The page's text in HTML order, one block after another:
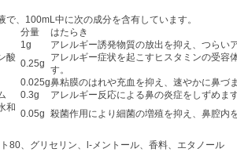
で、100mL中に次の成分を含有しています。
分量
はたらき
1g
アレルギー誘発物質の放出を抑え、つらい
酸
0.25g
アレルギー症状を起こすヒスタミンの受容
す。
0.025g鼻粘膜のはれや充血を抑え、速やかに鼻づ
0.3g
アレルギー反応による鼻の炎症をしずめます
和
0.05g 殺菌作用により細菌の増殖を抑え、鼻腔内
80、グリセリン、l-メントール、香料、エタノール